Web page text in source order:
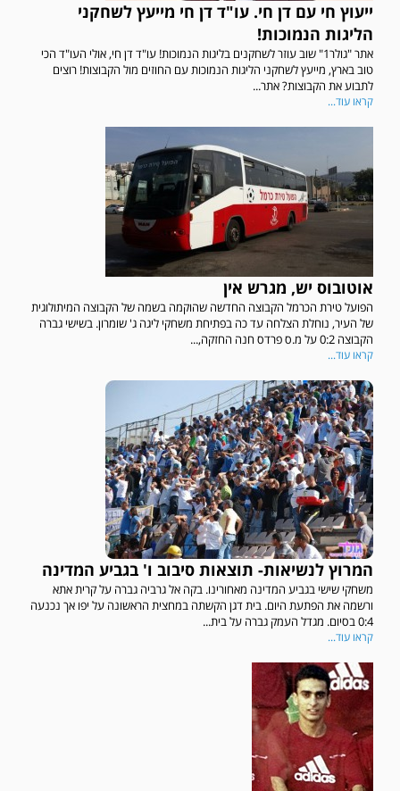
ייעוץ חי עם דן חי. עו"ד דן חי מייעץ לשחקני
הליגות הנמוכות!
אתר "גולר1" שוב עוזר לשחקנים בליגות הנמוכות! עו"ד דן חי, אולי העו"ד הכי
טוב בארץ, מייעץ לשחקני הליגות הנמוכות עם החוזים מול הקבוצות! רוצים
לתבוע את הקבוצות? אתר...
קראו עוד...
אוטובוס יש, מגרש אין
הפועל טירת הכרמל הקבוצה החדשה שהוקמה בשמה של הקבוצה המיתולוגית
של העיר, נוחלת הצלחה עד כה בפתיחת משחקי ליגה ג' שומרון. בשישי גברה
הקבוצה 0:2 על מ.ס פרדס חנה החזקה,...
קראו עוד...
המרוץ לנשיאות- תוצאות סיבוב ו' בגביע המדינה
משחקי שישי בגביע המדינה מאחורינו. בקה אל גרביה גברה על קרית אתא
ורשמה את הפתעת היום. בית דגן הקשתה במחצית הראשונה על יפו אך נכנעה
0:4 בסיום. מגדל העמק גברה על בית...
קראו עוד...